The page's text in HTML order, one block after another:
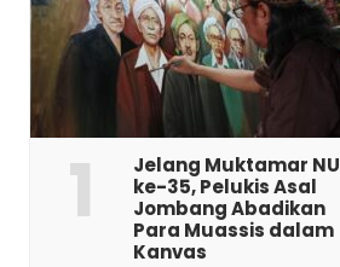
1
Jelang Muktamar NU
ke-35, Pelukis Asal
Jombang Abadikan
Para Muassis dalam
Kanvas